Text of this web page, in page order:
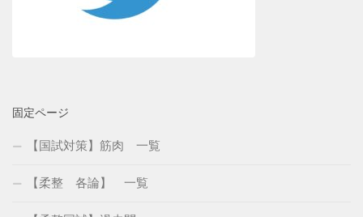
固定ページ
【国試対策】筋肉 一覧
【柔整 各論】 一覧